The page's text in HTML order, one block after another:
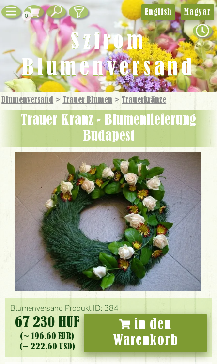
0
Blumenversand > Trauer Blumen > Trauer­kränze
Trauer Kranz - Blumenlieferung
Budapest
Blumenversand Produkt ID: 384
67 230 HUF
(~ 196.60 EUR)
(~ 222.60 USD)
in den
Warenkorb
English Magyar
Szirom
Blumenversand